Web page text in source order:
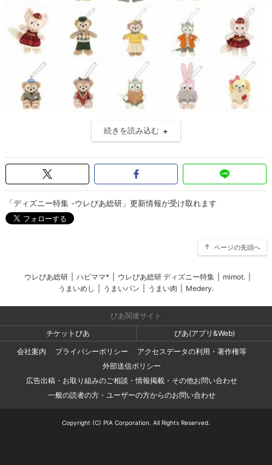
続きを読み込む
「ディズニー特集 -ウレぴあ総研」更新情報が受け取れます
ページの先頭へ
ウレぴあ総研 ハピママ* ウレぴあ総研 ディズニー特集 mimot.
うまいめし
うまいパン うまい肉 Medery.
ぴあ関連サイト
チケットぴあ
ぴあ(アプリ&Web)
会社案内
プライバシーポリシー
アクセスデータの利用・著作権等
外部送信ポリシー
広告出稿・お取り組みのご相談・情報掲載・その他お問い合わせ
一般の読者の方・ユーザーの方からのお問い合わせ
Copyright (C) PIA Corporation. All Rights Reserved.